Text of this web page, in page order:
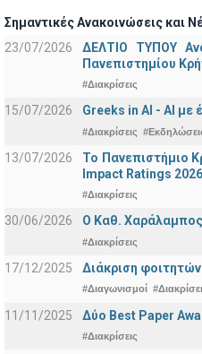
Σημαντικές Ανακοινώσεις και
23/07/2026
ΔΕΛΤΙΟ ΤΥΠΟΥ
Πανεπιστημίου
#Διακρίσεις
15/07/2026 Greeks in AI - ΑΙ με
#Διακρίσεις
13/07/2026
Το Πανεπιστήμιο
Impact Ratings 2026
#Διακρίσεις
30/06/2026 Ο Καθ. Χαράλαμπος
#Διακρίσεις
17/12/2025 Διάκριση
#Διαγωνισμοί
11/11/2025 Δύο Best Paper
#Διακρίσεις